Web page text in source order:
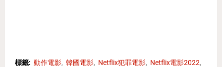
標籤: 動作電影 韓國電影 Netflix犯罪電影
Netflix電影2022